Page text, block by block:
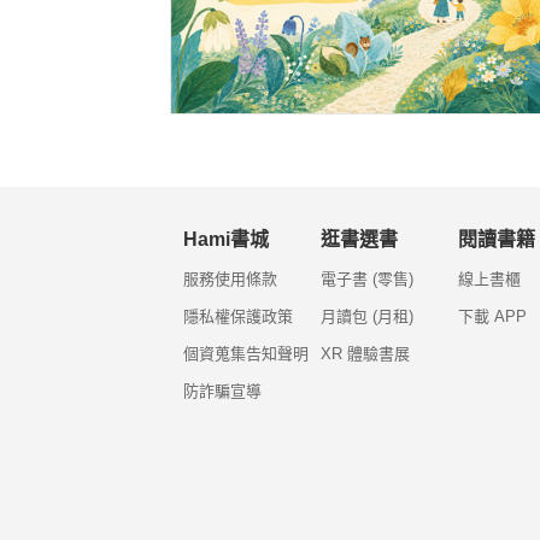
Hami書城
服務使用條款
隱私權保護政策
個資蒐集告知聲明
防詐騙宣導
逛書選書
電子書 (零售)
月讀包 (月租)
XR 體驗書展
閱讀書籍
線上書櫃
下載 APP